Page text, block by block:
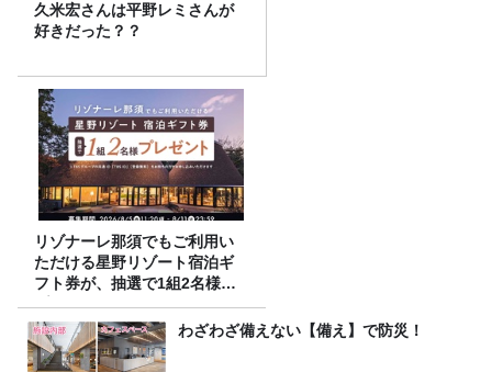
久米宏さんは平野レミさんが
好きだった？？
リゾナーレ那須でもご利用い
ただける星野リゾート宿泊ギ
フト券が、抽選で1組2名様に
プレゼント！
わざわざ備えない【備え】で防災！